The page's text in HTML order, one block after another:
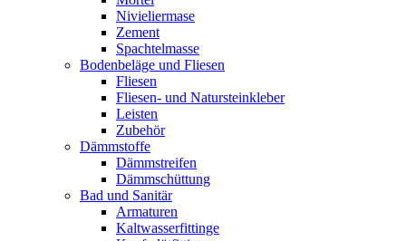
Nivieliermase
Zement
Spachtelmasse
Bodenbeläge und Fliesen
Fliesen
Fliesen- und Natursteinkleber
Leisten
Zubehör
Dämmstoffe
Dämmstreifen
Dämmschüttung
Bad und Sanitär
Armaturen
Kaltwasserfittinge